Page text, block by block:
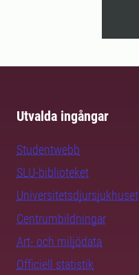
Utvalda ingångar
Studentwebb
SLU-biblioteket
Universitetsdjursjukhuset
Centrumbildningar
Art- och miljödata
Officiell statistik